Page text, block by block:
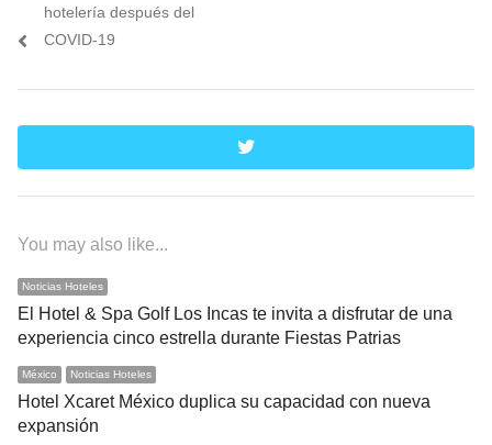
hotelería después del
COVID-19
twitter
You may also like...
Noticias Hoteles
El Hotel & Spa Golf Los Incas te invita a disfrutar de una
experiencia cinco estrella durante Fiestas Patrias
México Noticias Hoteles
Hotel Xcaret México duplica su capacidad con nueva
expansión